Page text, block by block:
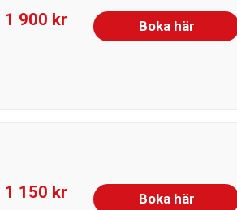
1 900 kr Boka här
1 150 kr Boka här